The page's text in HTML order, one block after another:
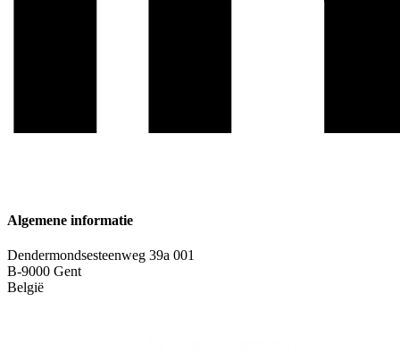
Algemene informatie
Dendermondsesteenweg 39a 001
B-9000 Gent
België